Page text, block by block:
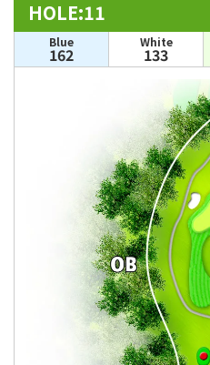
HOLE:11
Blue
162
White
133